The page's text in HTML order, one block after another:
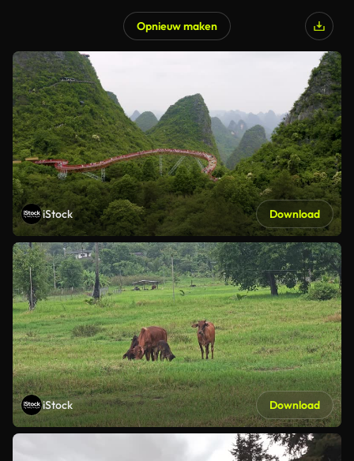
Opnieuw maken
iStock Download
iStock Download